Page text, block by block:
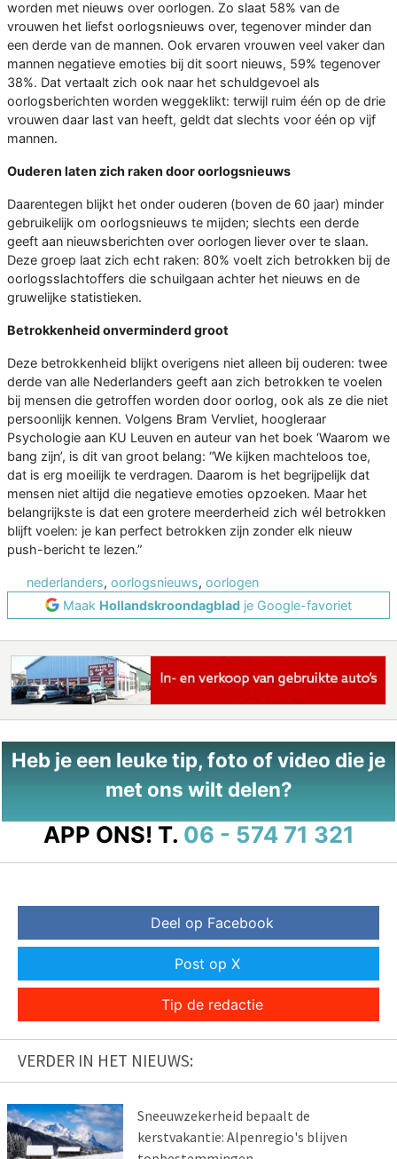
worden met nieuws over oorlogen. Zo slaat 58% van de
vrouwen het liefst oorlogsnieuws over, tegenover minder dan
een derde van de mannen. Ook ervaren vrouwen veel vaker dan
mannen negatieve emoties bij dit soort nieuws, 59% tegenover
38%. Dat vertaalt zich ook naar het schuldgevoel als
oorlogsberichten worden weggeklikt: terwijl ruim één op de drie
vrouwen daar last van heeft, geldt dat slechts voor één op vijf
mannen.
Ouderen laten zich raken door oorlogsnieuws
Daarentegen blijkt het onder ouderen (boven de 60 jaar) minder
gebruikelijk om oorlogsnieuws te mijden; slechts een derde
geeft aan nieuwsberichten over oorlogen liever over te slaan.
Deze groep laat zich echt raken: 80% voelt zich betrokken bij de
oorlogsslachtoffers die schuilgaan achter het nieuws en de
gruwelijke statistieken.
Betrokkenheid onverminderd groot
Deze betrokkenheid blijkt overigens niet alleen bij ouderen: twee
derde van alle Nederlanders geeft aan zich betrokken te voelen
bij mensen die getroffen worden door oorlog, ook als ze die niet
persoonlijk kennen. Volgens Bram Vervliet, hoogleraar
Psychologie aan KU Leuven en auteur van het boek ‘Waarom we
bang zijn’, is dit van groot belang: “We kijken machteloos toe,
dat is erg moeilijk te verdragen. Daarom is het begrijpelijk dat
mensen niet altijd die negatieve emoties opzoeken. Maar het
belangrijkste is dat een grotere meerderheid zich wél betrokken
blijft voelen: je kan perfect betrokken zijn zonder elk nieuw
push-bericht te lezen.”
nederlanders, oorlogsnieuws, oorlogen
Maak Hollandskroondagblad je Google-favoriet
Heb je een leuke tip, foto of video die je
met ons wilt delen?
APP ONS! T. 06 - 574 71 321
Deel op Facebook
Post op X
Tip de redactie
VERDER IN HET NIEUWS:
Sneeuwzekerheid bepaalt de
kerstvakantie: Alpenregio's blijven